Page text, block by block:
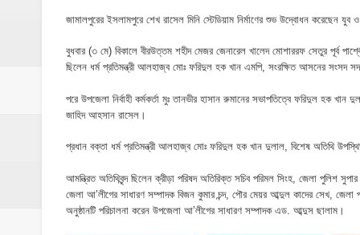
ঝিনাইগাতীতে ভাতিজাদের হামলায় চাচী নিহত;
‎ইসলামপুরে এতিমখানার কমিটি নিয়ে হট্টগোল,
আমরা সবই করতে চাই, তবে আমাদের হাত-পা
ইসলামপুরে আর্থিক সাক্ষরতা ও লেনদেনে
ইসলামপুরে কাঁসা শিল্প উন্নয়ন কমিটি ঘোষণা-
জামালপুরের ইসলামপুরে শেখ রাসেল মিনি স্টেডিয়াম নির্মাণের শুভ উদ্বোধন করেছেন যুব
বুধবার (৩ মে) বিকালে বীরউত্তম শহীদ মেজর জেনারেল খালেদ মোশাররফ সেতুর পূর্ব
ছিলেন ধর্ম প্রতিমন্ত্রী আলহাজ্ব মোঃ ফরিদুল হক খান এমপি, সংরক্ষিত আসনের সংসদ
পরে উপজেলা নির্বাহী কর্মকর্তা মুঃ তানভীর হাসান রুমানের সভাপতিত্বে ফরিদুল হক খান
জাহিদ আহসান রাসেল।
প্রধান বক্তা ধর্ম প্রতিমন্ত্রী আলহাজ্ব মোঃ ফরিদুল হক খান দুলাল, বিশেষ অতিথি
আমন্ত্রিত অতিথিবৃন্দ ছিলেন ক্রীড়া পরিষদ অতিরিক্ত সচিব পরিমল সিংহ, জেলা পুলিশ
জেলা আ’লীগের সাধারণ সম্পাদক বিজন কুমার চন্দ, পৌর মেয়র আব্দুল কাদের সেখ, জেলা
অনুষ্ঠানটি পরিচালনা করেন উপজেলা আ’লীগের সাধারণ সম্পাদক এড. আব্দুস ছালাম।